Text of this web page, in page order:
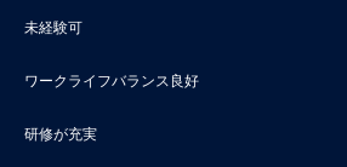
未経験可
ワークライフバランス良好
研修が充実